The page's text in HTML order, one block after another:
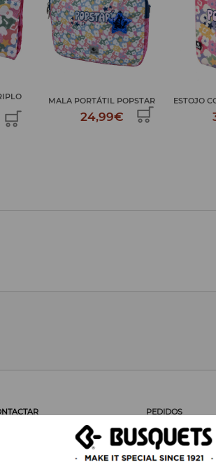
ESTOJO CONTEUDO POPSTAR
34,99€
PEDIDOS
PEDIDOS
DEVOLUÇÖES
GASTOS DE ENVIO